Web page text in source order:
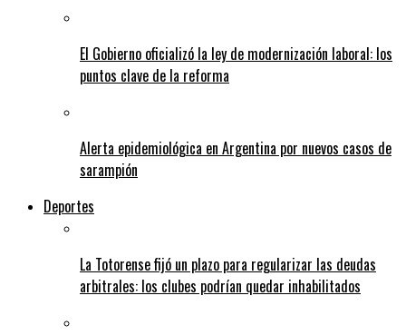
El Gobierno oficializó la ley de modernización laboral: los
puntos clave de la reforma
Alerta epidemiológica en Argentina por nuevos casos de
sarampión
Deportes
La Totorense fijó un plazo para regularizar las deudas
arbitrales: los clubes podrían quedar inhabilitados